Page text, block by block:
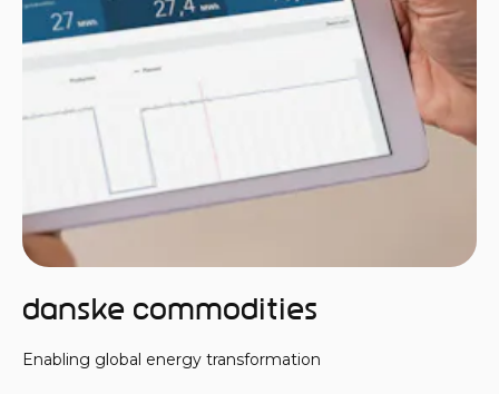
Danske Commodities
Enabling global energy transformation